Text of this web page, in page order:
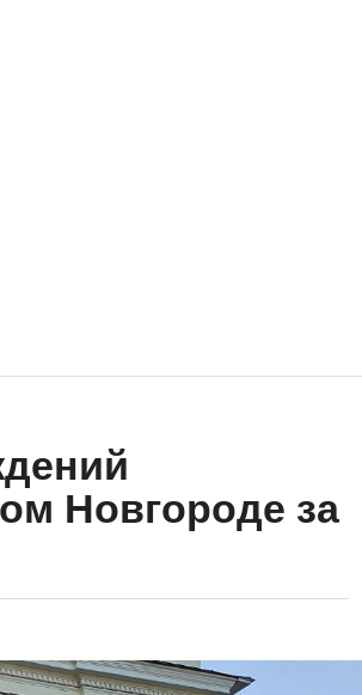
Новгороде за